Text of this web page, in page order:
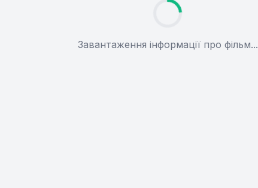
Завантаження інформації про фільм...